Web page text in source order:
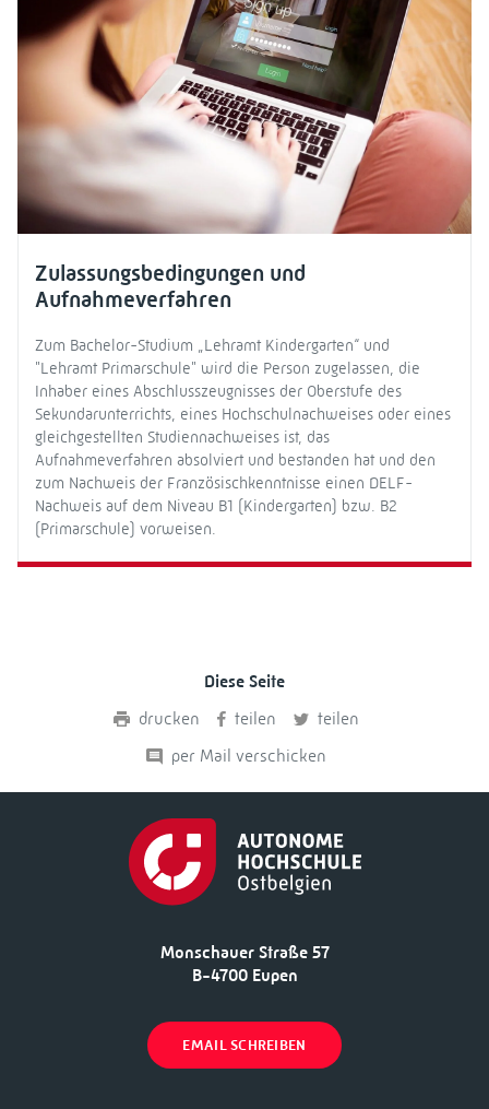
Zulassungsbedingungen und
Aufnahmeverfahren
Zum Bachelor-Studium „Lehramt Kindergarten“ und
"Lehramt Primarschule" wird die Person zugelassen, die
Inhaber eines Abschlusszeugnisses der Oberstufe des
Sekundarunterrichts, eines Hochschulnachweises oder eines
gleichgestellten Studiennachweises ist, das
Aufnahmeverfahren absolviert und bestanden hat und den
zum Nachweis der Französischkenntnisse einen DELF-
Nachweis auf dem Niveau B1 (Kindergarten) bzw. B2
(Primarschule) vorweisen.
Diese Seite
drucken
teilen
teilen
per Mail verschicken
Monschauer Straße 57
B-4700 Eupen
EMAIL SCHREIBEN